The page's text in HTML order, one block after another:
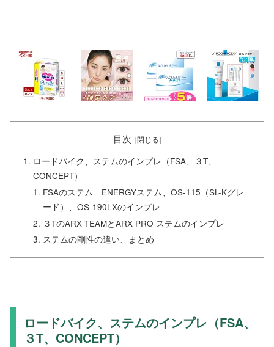
目次
ロードバイク、ステムのインプレ（FSA、３T、
CONCEPT）
FSAのステム ENERGYステム、OS-115（SL-Kグレ
ード）、OS-190LXのインプレ
３TのARX TEAMとARX PRO ステムのインプレ
ステムの剛性の違い、まとめ
ロードバイク、ステムのインプレ（FSA、
３T、CONCEPT）